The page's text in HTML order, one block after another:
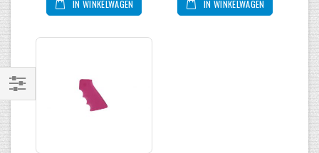
IN WINKELWAGEN IN WINKELWAGEN
Filteren